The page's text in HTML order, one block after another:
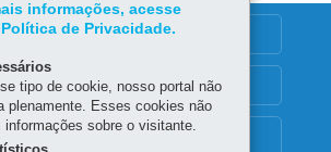
CORRUPÇÃO
informações, acesse
de Privacidade.
tipo de cookie, nosso portal não
plenamente. Esses cookies não
informações sobre o visitante.